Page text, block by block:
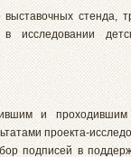
стенда,
и
проекта-
подписей в